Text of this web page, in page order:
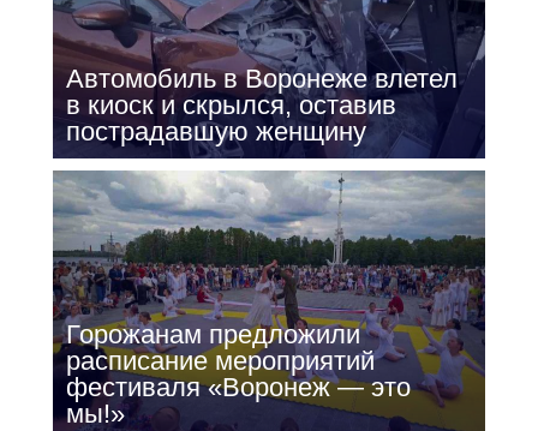
Автомобиль в Воронеже влетел
в киоск и скрылся, оставив
пострадавшую женщину
Горожанам предложили
расписание мероприятий
фестиваля «Воронеж — это
мы!»